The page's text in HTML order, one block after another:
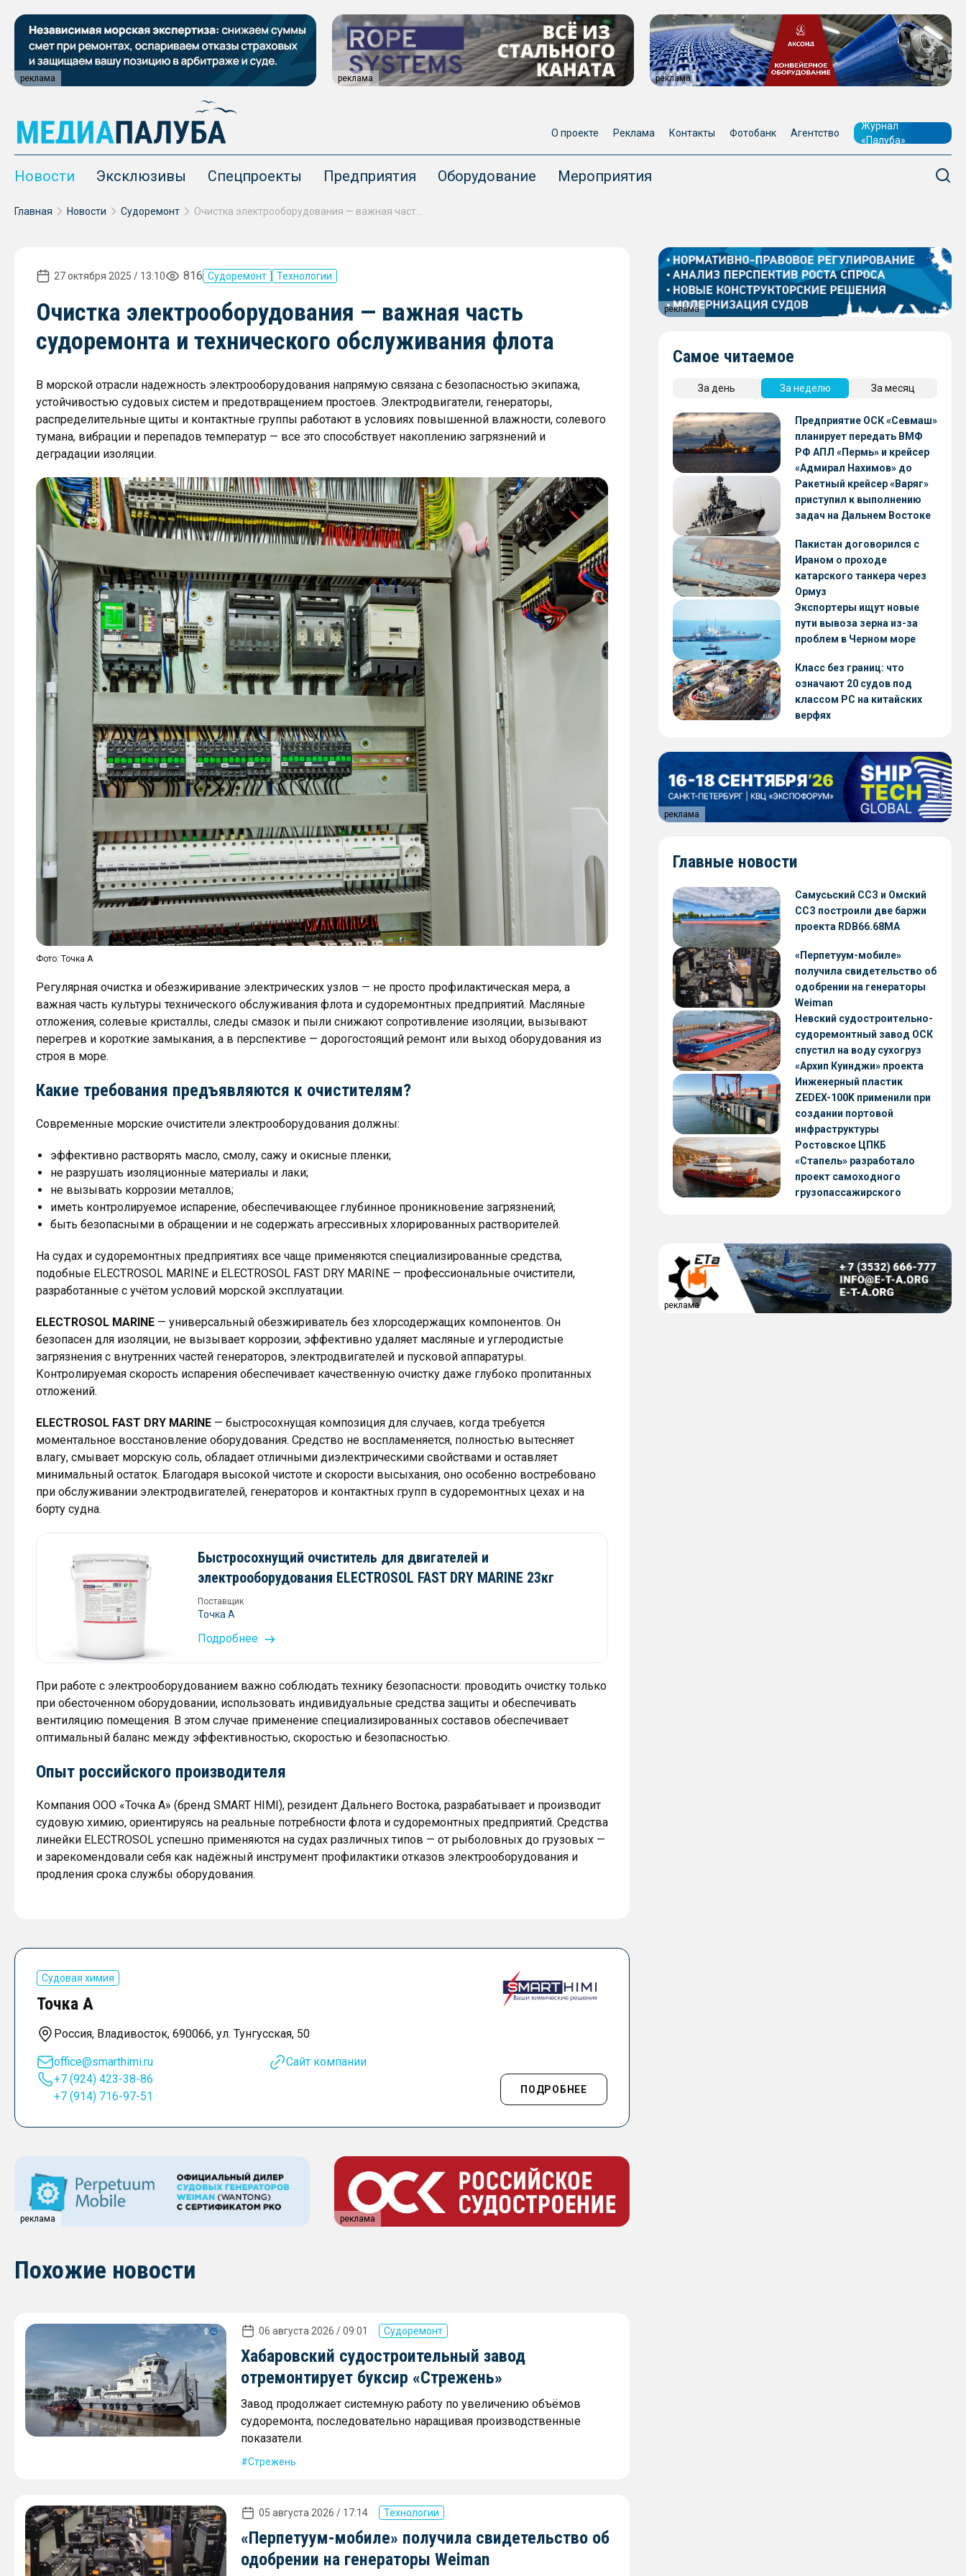
реклама реклама реклама
О проекте Реклама Контакты Фотобанк Агентство
Журнал
«Палуба»
Новости Эксклюзивы Спецпроекты Предприятия Оборудование Мероприятия
Главная Новости Судоремонт
27 октября 2025 / 13:10 816 Судоремонт Технологии
Очистка электрооборудования — важная часть
судоремонта и технического обслуживания флота
В морской отрасли надежность электрооборудования напрямую связана с безопасностью экипажа,
устойчивостью судовых систем и предотвращением простоев. Электродвигатели, генераторы,
распределительные щиты и контактные группы работают в условиях повышенной влажности, солевого
тумана, вибрации и перепадов температур — все это способствует накоплению загрязнений и
деградации изоляции.
Фото: Точка А
Регулярная очистка и обезжиривание электрических узлов — не просто профилактическая мера, а
важная часть культуры технического обслуживания флота и судоремонтных предприятий. Масляные
отложения, солевые кристаллы, следы смазок и пыли снижают сопротивление изоляции, вызывают
перегрев и короткие замыкания, а в перспективе — дорогостоящий ремонт или выход оборудования из
строя в море.
Какие требования предъявляются к очистителям?
Современные морские очистители электрооборудования должны:
эффективно растворять масло, смолу, сажу и окисные пленки;
не разрушать изоляционные материалы и лаки;
не вызывать коррозии металлов;
иметь контролируемое испарение, обеспечивающее глубинное проникновение загрязнений;
быть безопасными в обращении и не содержать агрессивных хлорированных растворителей.
На судах и судоремонтных предприятиях все чаще применяются специализированные средства,
подобные ELECTROSOL MARINE и ELECTROSOL FAST DRY MARINE — профессиональные очистители,
разработанные с учётом условий морской эксплуатации.
ELECTROSOL MARINE — универсальный обезжириватель без хлорсодержащих компонентов. Он
безопасен для изоляции, не вызывает коррозии, эффективно удаляет масляные и углеродистые
загрязнения с внутренних частей генераторов, электродвигателей и пусковой аппаратуры.
Контролируемая скорость испарения обеспечивает качественную очистку даже глубоко пропитанных
отложений.
ELECTROSOL FAST DRY MARINE — быстросохнущая композиция для случаев, когда требуется
моментальное восстановление оборудования. Средство не воспламеняется, полностью вытесняет
влагу, смывает морскую соль, обладает отличными диэлектрическими свойствами и оставляет
минимальный остаток. Благодаря высокой чистоте и скорости высыхания, оно особенно востребовано
при обслуживании электродвигателей, генераторов и контактных групп в судоремонтных цехах и на
борту судна.
Быстросохнущий очиститель для двигателей и
электрооборудования ELECTROSOL FAST DRY MARINE 23кг
Поставщик
Точка А
Подробнее
При работе с электрооборудованием важно соблюдать технику безопасности: проводить очистку только
при обесточенном оборудовании, использовать индивидуальные средства защиты и обеспечивать
вентиляцию помещения. В этом случае применение специализированных составов обеспечивает
оптимальный баланс между эффективностью, скоростью и безопасностью.
Опыт российского производителя
Компания ООО «Точка А» (бренд SMART HIMI), резидент Дальнего Востока, разрабатывает и производит
судовую химию, ориентируясь на реальные потребности флота и судоремонтных предприятий. Средства
линейки ELECTROSOL успешно применяются на судах различных типов — от рыболовных до грузовых —
и зарекомендовали себя как надёжный инструмент профилактики отказов электрооборудования и
продления срока службы оборудования.
Судовая химия
Точка А
Россия, Владивосток, 690066, ул. Тунгусская, 50
office@smarthimi.ru
+7 (924) 423-38-86
+7 (914) 716-97-51
Сайт компании
ПОДРОБНЕЕ
реклама реклама
Похожие новости
06 августа 2026 / 09:01 Судоремонт
Хабаровский судостроительный завод
отремонтирует буксир «Стрежень»
Завод продолжает системную работу по увеличению объёмов
судоремонта, последовательно наращивая производственные
показатели.
Стрежень
05 августа 2026 / 17:14 Технологии
«Перпетуум-мобиле» получила свидетельство об
одобрении на генераторы Weiman
реклама
Самое читаемое
За день За неделю За месяц
Предприятие ОСК «Севмаш»
планирует передать ВМФ
РФ АПЛ «Пермь» и крейсер
«Адмирал Нахимов» до
конца 2026 года
Ракетный крейсер «Варяг»
приступил к выполнению
задач на Дальнем Востоке
Пакистан договорился с
Ираном о проходе
катарского танкера через
Ормуз
Экспортеры ищут новые
пути вывоза зерна из-за
проблем в Черном море
Класс без границ: что
означают 20 судов под
классом РС на китайских
верфях
реклама
Главные новости
Самусьский ССЗ и Омский
ССЗ построили две баржи
проекта RDB66.68МА
«Перпетуум-мобиле»
получила свидетельство об
одобрении на генераторы
Weiman
Невский судостроительно-
судоремонтный завод ОСК
спустил на воду сухогруз
«Архип Куинджи» проекта
RSD59
Инженерный пластик
ZEDEX-100K применили при
создании портовой
инфраструктуры
Ростовское ЦПКБ
«Стапель» разработало
проект самоходного
грузопассажирского
реклама